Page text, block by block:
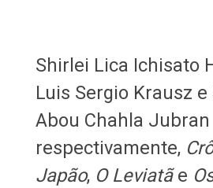
Shirlei Lica Ichisato
Luis Sergio Krausz
Abou Chahla
respectivamente,
Japão, O Leviatãe